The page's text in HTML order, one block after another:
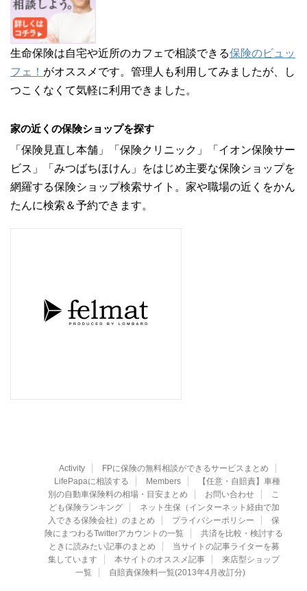
生命保険は自宅や近所のカフェで相談できる保険のビュッ
フェ！ がオススメです。管理人も利用してみましたが、し
つこくなくて気軽に利用できました。
家の近くの保険ショップを探す
「保険見直し本舗」「保険クリニック」「イオン保険サー
ビス」「みつばちほけん」をはじめ主要な保険ショップを
網羅する保険ショップ検索サイト。家や職場の近くをかん
たんに検索＆予約できます。
Activity
FPに保険の無料相談ができるサービスまとめ
LifePapaに相談する
Members
【任意・自賠責】車種
別の自動車保険料の相場・目安まとめ
お問い合わせ
こ
ども保険ランキング
ネット生保（インターネット経由で加
入できる保険会社）のまとめ
プライバシーポリシー
保
険にまつわるTwitterアカウントの一覧
共済を比較・検討する
ときに読みたい記事のまとめ
当サイトの記事ライターを募
集しています
本サイトのオススメ記事
来店型ショップ
一覧
自賠責保険料一覧(2013年4月改訂分)